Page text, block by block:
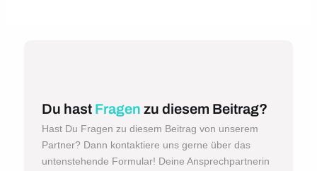
Du hast Fragen zu diesem Beitrag?
Hast Du Fragen zu diesem Beitrag von unserem
Partner? Dann kontaktiere uns gerne über das
untenstehende Formular! Deine Ansprechpartnerin